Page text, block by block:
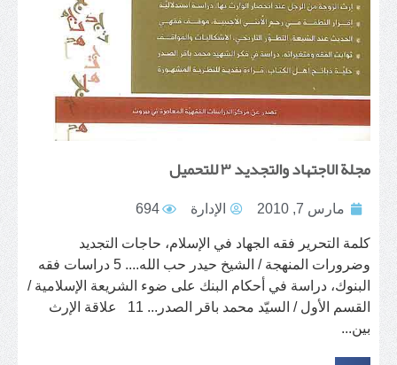
مجلة الاجتهاد والتجديد ٣ للتحميل
مارس 7, 2010 الإدارة 694
كلمة التحرير فقه الجهاد في الإسلام، حاجات التجديد
وضرورات المنهجة / الشيخ حيدر حب الله.... 5 دراسات فقه
البنوك، دراسة في أحكام البنك على ضوء الشريعة الإسلامية /
القسم الأول / السيّد محمد باقر الصدر... 11 علاقة الإرث
بين...